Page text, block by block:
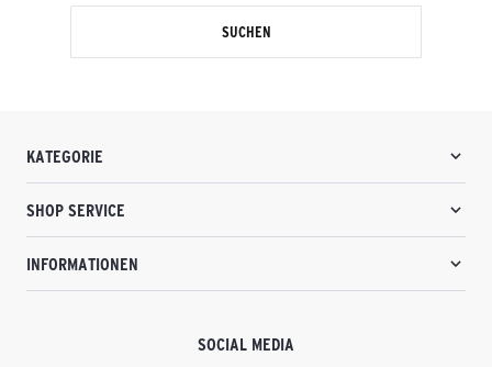
SUCHEN
KATEGORIE
SHOP SERVICE
INFORMATIONEN
SOCIAL MEDIA